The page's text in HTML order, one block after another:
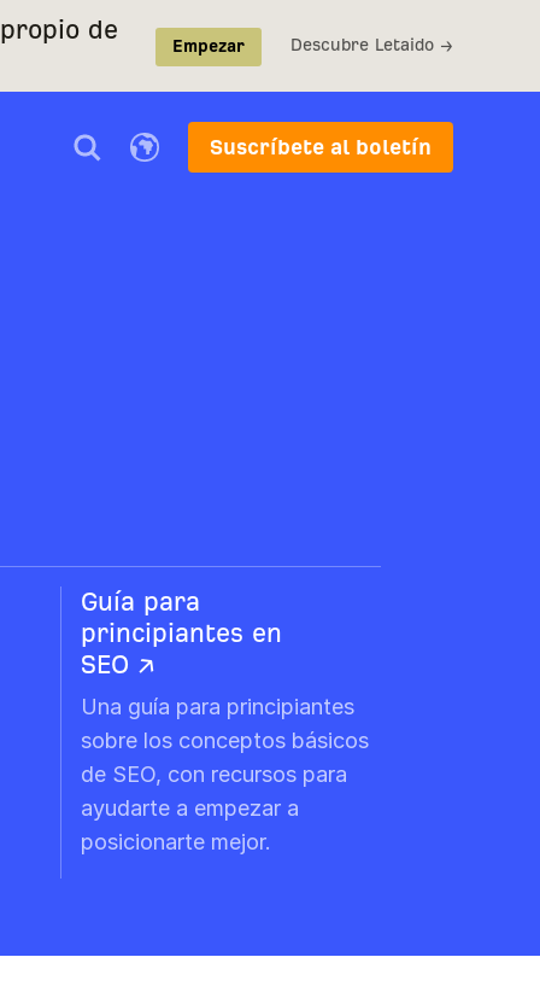
de
Empezar Descubre Letaido →
Suscríbete al boletín
Guía para
principiantes en
SEO ↗
Una guía para principiantes
sobre los conceptos básicos
de SEO, con recursos para
ayudarte a empezar a
posicionarte mejor.